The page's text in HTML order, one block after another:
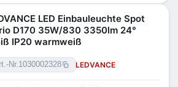
LED Einbauleuchte Spot
D170 35W/830 3350lm 24°
IP20 warmweiß
Nr.1030002328 LEDVANCE